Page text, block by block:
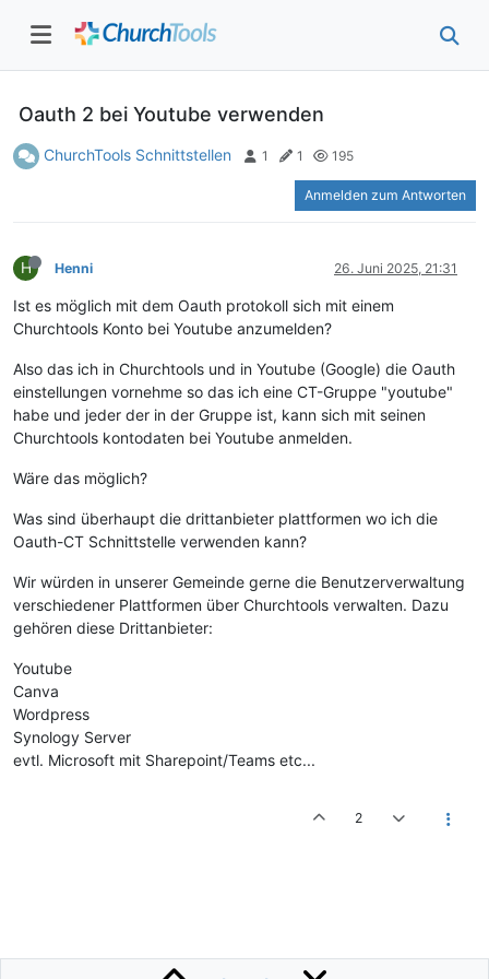
Oauth 2 bei Youtube verwenden
ChurchTools Schnittstellen 1 1 195
Anmelden zum Antworten
H Henni 26. Juni 2025, 21:31
Ist es möglich mit dem Oauth protokoll sich mit einem
Churchtools Konto bei Youtube anzumelden?
Also das ich in Churchtools und in Youtube (Google) die Oauth
einstellungen vornehme so das ich eine CT-Gruppe "youtube"
habe und jeder der in der Gruppe ist, kann sich mit seinen
Churchtools kontodaten bei Youtube anmelden.
Wäre das möglich?
Was sind überhaupt die drittanbieter plattformen wo ich die
Oauth-CT Schnittstelle verwenden kann?
Wir würden in unserer Gemeinde gerne die Benutzerverwaltung
verschiedener Plattformen über Churchtools verwalten. Dazu
gehören diese Drittanbieter:
Youtube
Canva
Wordpress
Synology Server
evtl. Microsoft mit Sharepoint/Teams etc...
2